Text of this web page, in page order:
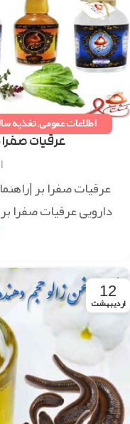
اطلاعات عمومی,تغذیه
دستورات طب سنتی,همه
عرقیات صفرا
عرقیات صفرا بر
دارویی عرقیات صفرا
12
اردیبهشت